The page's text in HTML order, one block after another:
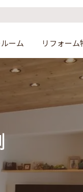
ーム リフォーム